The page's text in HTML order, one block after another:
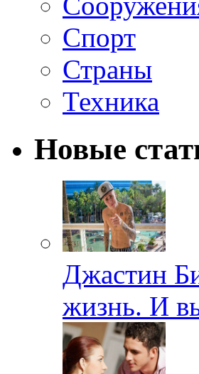
Спорт
Страны
Техника
Новые
Джастин
жизнь. И